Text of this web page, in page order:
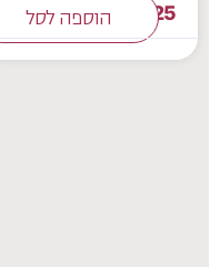
625 הוספה לסל